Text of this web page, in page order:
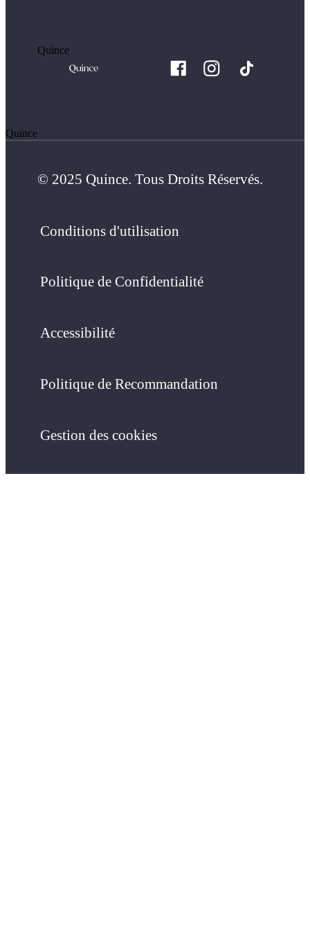
Quince
Quince
© 2025 Quince. Tous Droits Réservés.
Conditions d'utilisation
Politique de Confidentialité
Accessibilité
Politique de Recommandation
Gestion des cookies